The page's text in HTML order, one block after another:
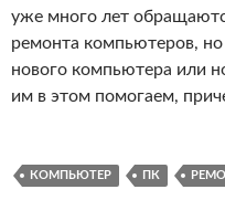
уже много лет
ремонта компьютеров,
нового компьютера или
им в этом помогаем,
КОМПЬЮТЕР ПК